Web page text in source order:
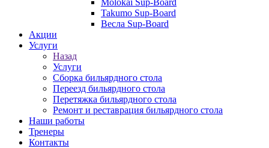
Molokai Sup-Board
Takumo Sup-Board
Весла Sup-Board
Акции
Услуги
Назад
Услуги
Сборка бильярдного стола
Переезд бильярдного стола
Перетяжка бильярдного стола
Ремонт и реставрация бильярдного стола
Наши работы
Тренеры
Контакты